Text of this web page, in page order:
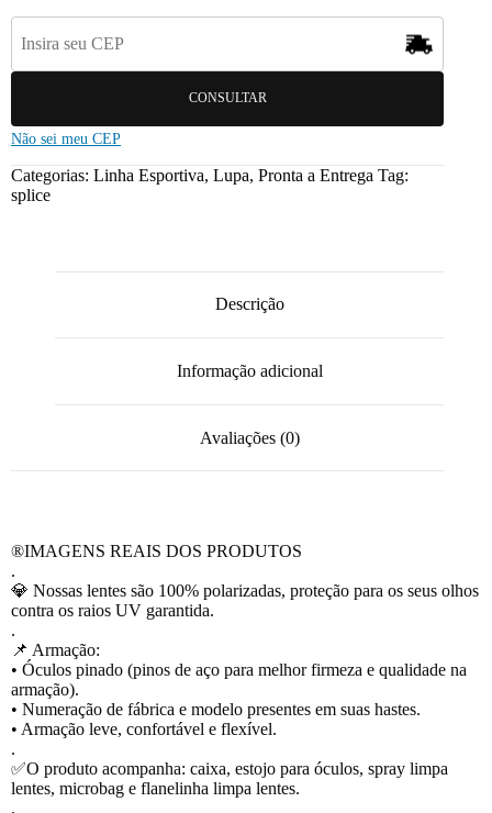
CONSULTAR
Não sei meu CEP
Categorias: Linha Esportiva, Lupa, Pronta a Entrega Tag:
splice
Descrição
Informação adicional
Avaliações (0)
®️IMAGENS REAIS DOS PRODUTOS
.
💎 Nossas lentes são 100% polarizadas, proteção para os seus olhos
contra os raios UV garantida.
.
📌 Armação:
• Óculos pinado (pinos de aço para melhor firmeza e qualidade na
armação).
• Numeração de fábrica e modelo presentes em suas hastes.
• Armação leve, confortável e flexível.
.
✅O produto acompanha: caixa, estojo para óculos, spray limpa
lentes, microbag e flanelinha limpa lentes.
.